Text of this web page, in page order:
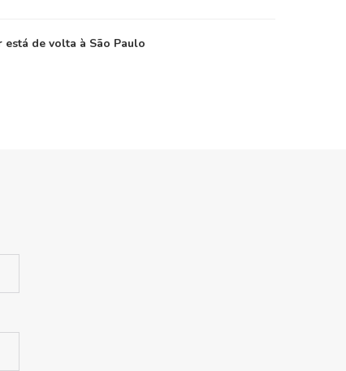
está de volta à São Paulo